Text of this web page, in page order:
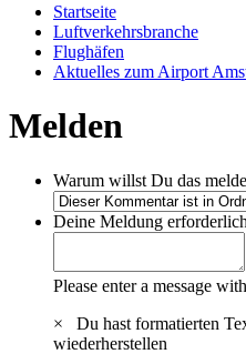
Startseite
Luftverkehrsbranche
Flughäfen
Aktuelles zum Airport
Melden
Warum willst Du das
Deine Meldung erforderlich
Please enter a message
×
Du hast formatierten
wiederherstellen